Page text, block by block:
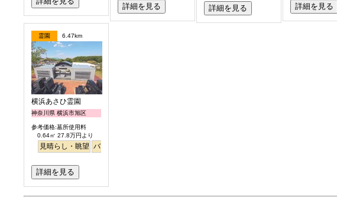
詳細を見る 詳細を見る 詳細を見る
霊園 6.47km
横浜あさひ霊園
神奈川県 横浜市旭区
参考価格:墓所使用料
0.64㎡ 27.8万円より
見晴らし・眺望 バリアフリー
詳細を見る